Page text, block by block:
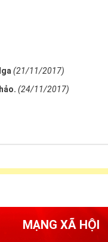
(21/11/2017)
(24/11/2017)
MẠNG XÃ HỘI